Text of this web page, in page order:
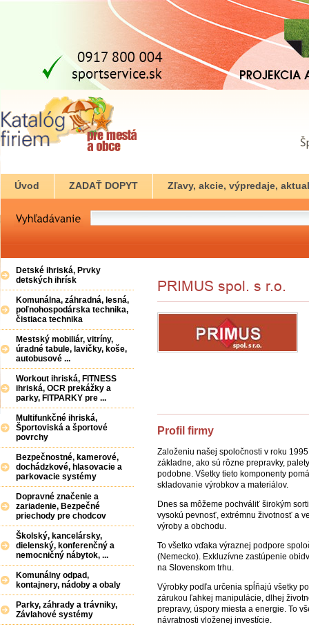
Úvod ZADAŤ DOPYT Zľavy, akcie, výpredaje,
Profil firmy
Založeniu našej spoločnosti v roku
základne, ako sú rôzne prepravky,
podobne. Všetky tieto komponenty
skladovanie výrobkov a materiálov.
Dnes sa môžeme pochváliť širokým
vysokú pevnosť, extrémnu životnosť a
výroby a obchodu.
To všetko vďaka výraznej podpore
(Nemecko). Exkluzívne zastúpenie
na Slovenskom trhu.
Výrobky podľa určenia spĺňajú všetky
zárukou ľahkej manipulácie, dlhej
prepravy, úspory miesta a energie. To
návratnosti vloženej investície.
Detské ihriská, Prvky
detských ihrísk
Komunálna, záhradná, lesná,
poľnohospodárska technika,
čistiaca technika
Mestský mobiliár, vitríny,
úradné tabule, lavičky, koše,
autobusové ...
Workout ihriská, FITNESS
ihriská, OCR prekážky a
parky, FITPARKY pre ...
Multifunkčné ihriská,
Športoviská a športové
povrchy
Bezpečnostné, kamerové,
dochádzkové, hlasovacie a
parkovacie systémy
Dopravné značenie a
zariadenie, Bezpečné
priechody pre chodcov
Školský, kancelársky,
dielenský, konferenčný a
nemocničný nábytok, ...
Komunálny odpad,
kontajnery, nádoby a obaly
Parky, záhrady a trávniky,
Závlahové systémy